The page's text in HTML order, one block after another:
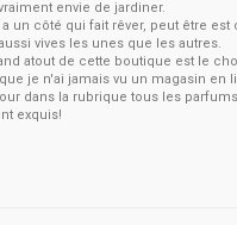
envie de jardiner.
un côté qui fait rêver, peut être est
vives les unes que les autres.
atout de cette boutique est le
je n'ai jamais vu un magasin en
dans la rubrique tous les
exquis!